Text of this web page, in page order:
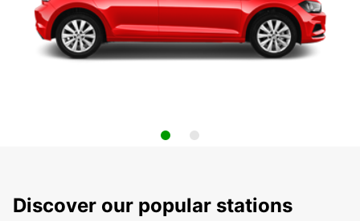
Discover our popular stations